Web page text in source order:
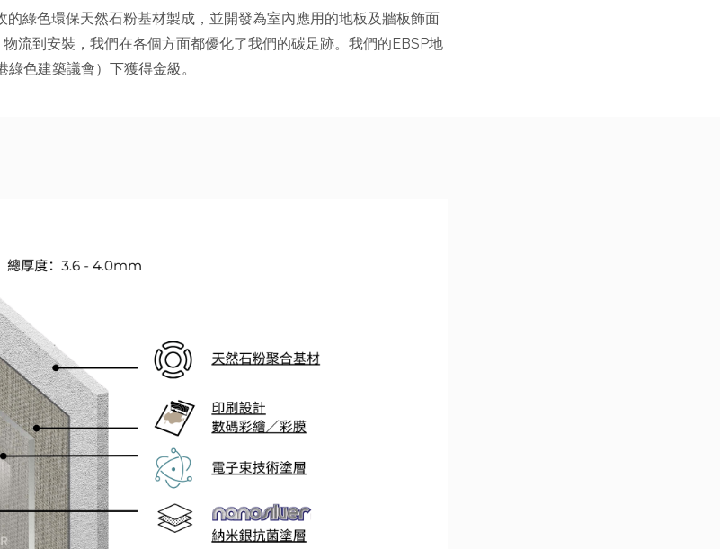
的綠色環保天然石粉基材製成，並開發為室內應用的地板及牆板飾面
流到安裝，我們在各個方面都優化了我們的碳足跡。我們的EBSP地
色建築議會）下獲得金級。